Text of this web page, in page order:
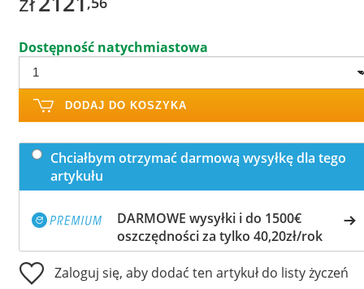
Dostępność natychmiastowa
DODAJ DO KOSZYKA
Chciałbym otrzymać darmową wysyłkę dla tego
artykułu
DARMOWE wysyłki i do 1500€
oszczędności za tylko 40,20zł/rok
Zaloguj się, aby dodać ten artykuł do listy życzeń